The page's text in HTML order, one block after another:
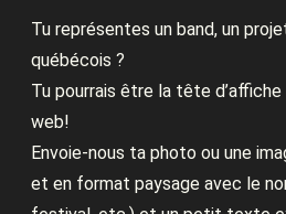
Tu représentes un band, un
québécois ?
Tu pourrais être la tête
web!
Envoie-nous ta photo ou une
et en format paysage avec le